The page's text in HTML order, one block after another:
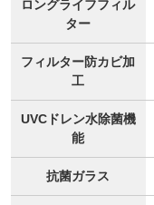
ロングライフフィル
ター
フィルター防カビ加
工
UVCドレン水除菌機
能
抗菌ガラス